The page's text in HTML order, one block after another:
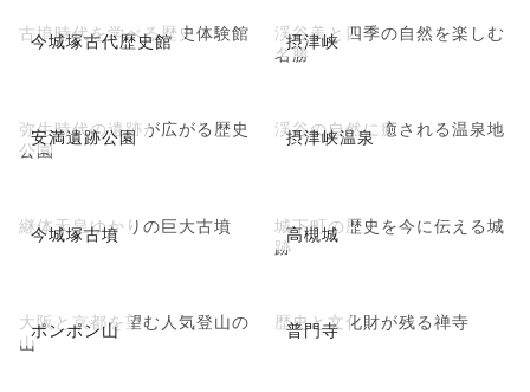
今城塚古代歴史館
古墳時代を学べる歴史体験館 摂津峡
渓谷美と四季の自然を楽しむ
名勝
安満遺跡公園
弥生時代の遺跡が広がる歴史
公園
摂津峡温泉
渓谷の自然に癒される温泉地
今城塚古墳
継体天皇ゆかりの巨大古墳 高槻城
城下町の歴史を今に伝える城
跡
ポンポン山
大阪と京都を望む人気登山の
山
普門寺
歴史と文化財が残る禅寺